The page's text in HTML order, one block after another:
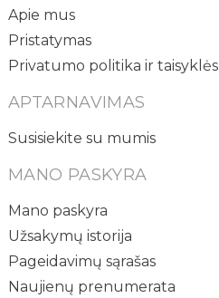
Apie mus
Pristatymas
Privatumo politika ir taisyklės
APTARNAVIMAS
Susisiekite su mumis
MANO PASKYRA
Mano paskyra
Užsakymų istorija
Pageidavimų sąrašas
Naujienų prenumerata